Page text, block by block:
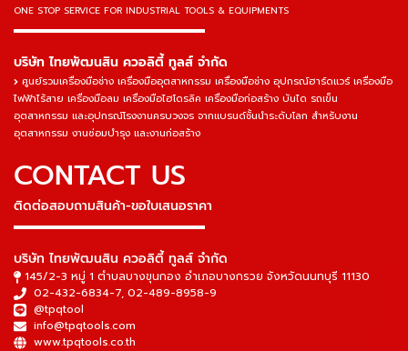
ONE STOP SERVICE FOR INDUSTRIAL TOOLS & EQUIPMENTS
▬▬▬▬▬▬▬▬▬▬▬▬▬▬▬
บริษัท ไทยพัฒนสิน ควอลิตี้ ทูลส์ จำกัด
ศูนย์รวมเครื่องมือช่าง เครื่องมืออุตสาหกรรม เครื่องมือช่าง อุปกรณ์ฮาร์ดแวร์ เครื่องมือ
ไฟฟ้าไร้สาย เครื่องมือลม เครื่องมือไฮโดรลิค เครื่องมือก่อสร้าง บันได รถเข็น
อุตสาหกรรม และอุปกรณ์โรงงานครบวงจร จากแบรนด์ชั้นนำระดับโลก สำหรับงาน
อุตสาหกรรม งานซ่อมบำรุง และงานก่อสร้าง
CONTACT US
ติดต่อสอบถามสินค้า-ขอใบเสนอราคา
▬▬▬▬▬▬▬▬▬▬▬▬▬▬▬
บริษัท ไทยพัฒนสิน ควอลิตี้ ทูลส์ จำกัด
145/2-3 หมู่ 1 ตำบลบางขุนกอง อำเภอบางกรวย จังหวัดนนทบุรี 11130
02-432-6834-7, 02-489-8958-9
@tpqtool
info@tpqtools.com
www.tpqtools.co.th